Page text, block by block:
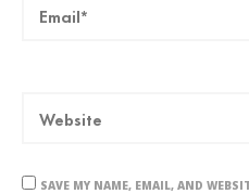
SAVE MY NAME, EMAIL, AND